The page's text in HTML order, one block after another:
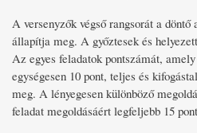
A versenyzők végső rangsorát a
állapítja meg. A győztesek és
Az egyes feladatok pontszámát,
egységesen 10 pont, teljes és
meg. A lényegesen különböző
feladat megoldásáért legfeljebb 15